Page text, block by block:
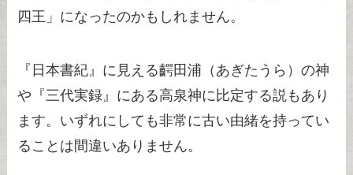
四王」になったのかもしれません。
『日本書紀』に見える齶田浦（あぎたうら）の神
や『三代実録』にある高泉神に比定する説もあり
ます。いずれにしても非常に古い由緒を持ってい
ることは間違いありません。